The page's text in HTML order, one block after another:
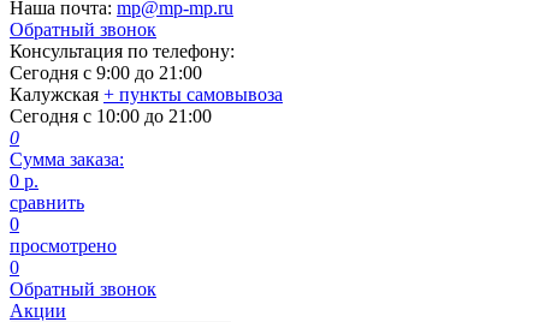
Наша почта: mp@mp-mp.ru
Обратный звонок
Консультация по телефону:
Сегодня с 9:00 до 21:00
Калужская + пункты самовывоза
Сегодня с 10:00 до 21:00
0
Сумма заказа:
0 р.
сравнить
0
просмотрено
0
Обратный звонок
Акции